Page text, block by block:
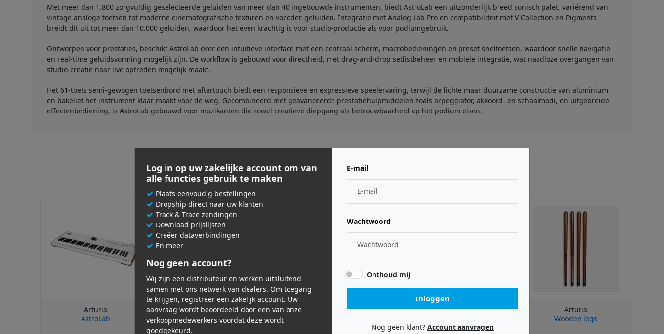
Met meer dan 1.800 zorgvuldig geselecteerde geluiden van meer dan 40 ingebouwde instrumenten, biedt AstroLab een uitzonderlijk breed sonisch palet, variërend van
vintage analoge toetsen tot moderne cinematografische texturen en vocoder-geluiden. Integratie met Analog Lab Pro en compatibiliteit met V Collection en Pigments
breidt dit uit tot meer dan 10.000 geluiden, waardoor het even krachtig is voor studio-productie als voor podiumgebruik.
Ontworpen voor prestaties, beschikt AstroLab over een intuïtieve interface met een centraal scherm, macrobedieningen en preset sneltoetsen, waardoor snelle navigatie
en real-time geluidsvorming mogelijk zijn. De workflow is gebouwd voor directheid, met drag-and-drop setlistbeheer en mobiele integratie, wat naadloze overgangen van
studio-creatie naar live optreden mogelijk maakt.
Het 61-toets semi-gewogen toetsenbord met aftertouch biedt een responsieve en expressieve speelervaring, terwijl de lichte maar duurzame constructie van aluminium
en bakeliet het instrument klaar maakt voor de weg. Gecombineerd met geavanceerde prestatiehulpmiddelen zoals arpeggiator, akkoord- en schaalmodi, en uitgebreide
effectenbediening, is AstroLab gebouwd voor muzikanten die zowel creatieve diepgang als betrouwbaarheid op het podium eisen.
Gerelateerde producten
Arturia
AstroLab
Arturia
AstroLab Music Stand
Arturia
Arturia
Arturia
Wooden legs
Log in op uw zakelijke account om van
alle functies gebruik te maken
Plaats eenvoudig bestellingen
Dropship direct naar uw klanten
Track & Trace zendingen
Download prijslijsten
Creëer dataverbindingen
En meer
Nog geen account?
Wij zijn een distributeur en werken uitsluitend
samen met ons netwerk van dealers. Om toegang
te krijgen, registreer een zakelijk account. Uw
aanvraag wordt beoordeeld door een van onze
verkoopmedewerkers voordat deze wordt
goedgekeurd.
E-mail
Wachtwoord
Onthoud mij
Inloggen
Nog geen klant? Account aanvragen